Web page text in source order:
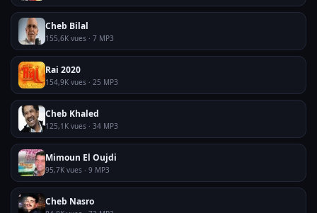
Cheb Bilal
155,6K vues · 7 MP3
Rai 2020
154,9K vues · 25 MP3
Cheb Khaled
125,1K vues · 34 MP3
Mimoun El Oujdi
95,7K vues · 9 MP3
Cheb Nasro